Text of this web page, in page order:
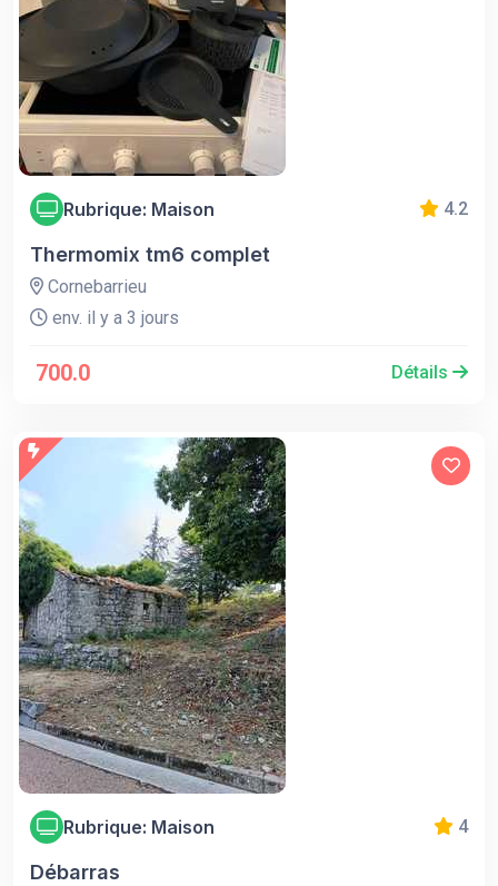
Rubrique: Maison 4.2
Thermomix tm6 complet
Cornebarrieu
env. il y a 3 jours
700.0 Détails
Rubrique: Maison 4
Débarras